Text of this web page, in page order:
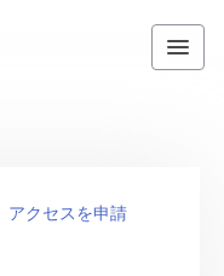
アクセスを申請